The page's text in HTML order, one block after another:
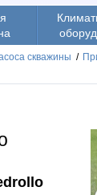
скважины /